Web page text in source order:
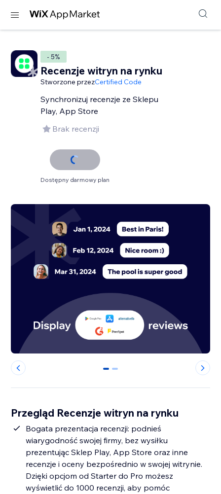
- 5%
Recenzje witryn na rynku
Stworzone przezCertified Code
Synchronizuj recenzje ze Sklepu
Play, App Store
Brak recenzji
Dostępny darmowy plan
0 1
Przegląd Recenzje witryn na rynku
Bogata prezentacja recenzji: podnieś
wiarygodność swojej firmy, bez wysiłku
prezentując Sklep Play, App Store oraz inne
recenzje i oceny bezpośrednio w swojej witrynie.
Dzięki opcjom od Starter do Pro możesz
wyświetlić do 1000 recenzji, aby pomóc